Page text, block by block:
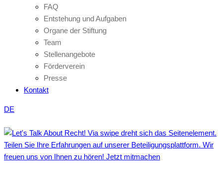
FAQ
Entstehung und Aufgaben
Organe der Stiftung
Team
Stellenangebote
Förderverein
Presse
Kontakt
DE
Teilen Sie Ihre Erfahrungen auf unserer Beteiligungsplattform. Wir
freuen uns von Ihnen zu hören! Jetzt mitmachen